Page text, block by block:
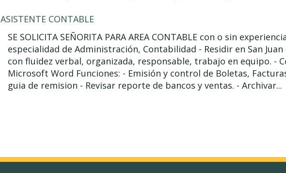
ASISTENTE CONTABLE
SE SOLICITA SEÑORITA PARA AREA CONTABLE con o sin
especialidad de Administración, Contabilidad - Residir en San
con fluidez verbal, organizada, responsable, trabajo en equipo. -
Microsoft Word Funciones: - Emisión y control de Boletas,
guia de remision - Revisar reporte de bancos y ventas. - Archivar...